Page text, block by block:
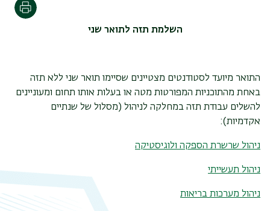
השלמת תזה לתואר שני
התואר מיועד לסטודנטים מצטיינים שסיימו תואר שני ללא תזה
באחת מהתוכניות המפורטות מטה או בעלות אותו תחום ומעוניינים
להשלים עבודת תזה במחלקה לניהול (מסלול של שנתיים
אקדמיות):
ניהול שרשרת הספקה ולוגיסטיקה
ניהול תעשייתי
ניהול מערכות בריאות